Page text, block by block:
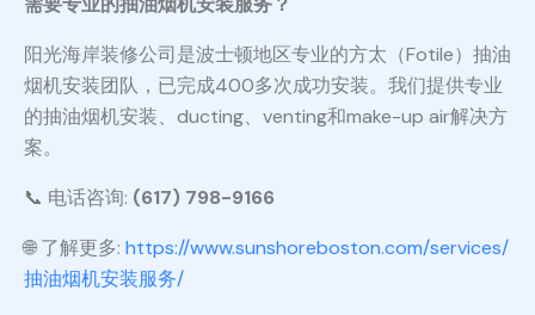
阳光海岸装修公司是波士顿地区专业的方太（Fotile）抽油
烟机安装团队，已完成400多次成功安装。我们提供专业
的抽油烟机安装、ducting、venting和make-up air解决方
案。
📞 电话咨询: (617) 798-9166
🌐 了解更多: https://www.sunshoreboston.com/services/
抽油烟机安装服务/